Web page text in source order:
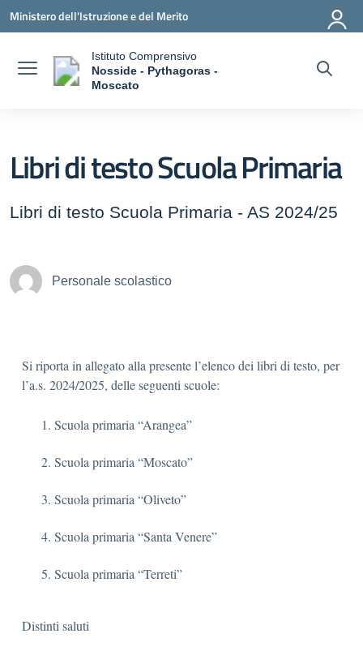
Ministero dell'Istruzione e del Merito
Istituto Comprensivo
Nosside - Pythagoras -
Moscato
Libri di testo Scuola Primaria
Libri di testo Scuola Primaria - AS 2024/25
Personale scolastico
Si riporta in allegato alla presente l’elenco dei libri di testo, per
l’a.s. 2024/2025, delle seguenti scuole:
Scuola primaria “Arangea”
Scuola primaria “Moscato”
Scuola primaria “Oliveto”
Scuola primaria “Santa Venere”
Scuola primaria “Terreti”
Distinti saluti